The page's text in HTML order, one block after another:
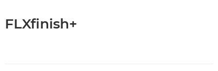
FLXfinish+